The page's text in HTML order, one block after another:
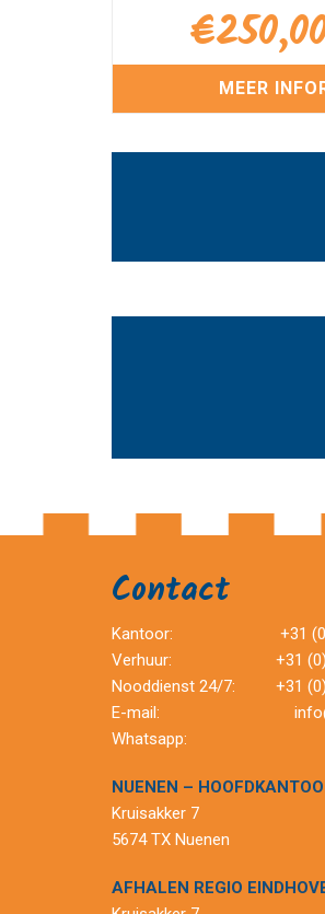
€
MEER
Contact
Kantoor:
+31
Verhuur:
+31
Nooddienst 24/7:
+31
E-mail:
Whatsapp:
NUENEN –
Kruisakker 7
5674 TX Nuenen
AFHALEN REGIO